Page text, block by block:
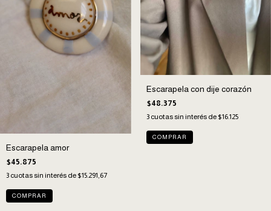
Escarapela amor
$45.875
3 cuotas sin interés de $15.291,67
Escarapela con dije corazón
$48.375
3 cuotas sin interés de $16.125